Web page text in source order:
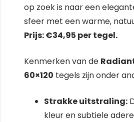
op zoek is naar een
sfeer met een warme,
Prijs: €34,95 per tegel.
Kenmerken van de
60×120 tegels zijn onder
Strakke uitstraling:
kleur en subtiele